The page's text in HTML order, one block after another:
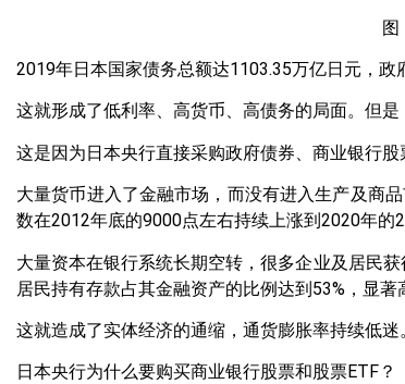
图
2019年日本国家债务总额达1103.35万亿日元，政
这就形成了低利率、高货币、高债务的局面。但
这是因为日本央行直接采购政府债券、商业银行
大量货币进入了金融市场，而没有进入生产及商
数在2012年底的9000点左右持续上涨到2020年的
大量资本在银行系统长期空转，很多企业及居民
居民持有存款占其金融资产的比例达到53%，显著
这就造成了实体经济的通缩，通货膨胀率持续低迷
日本央行为什么要购买商业银行股票和股票ETF？